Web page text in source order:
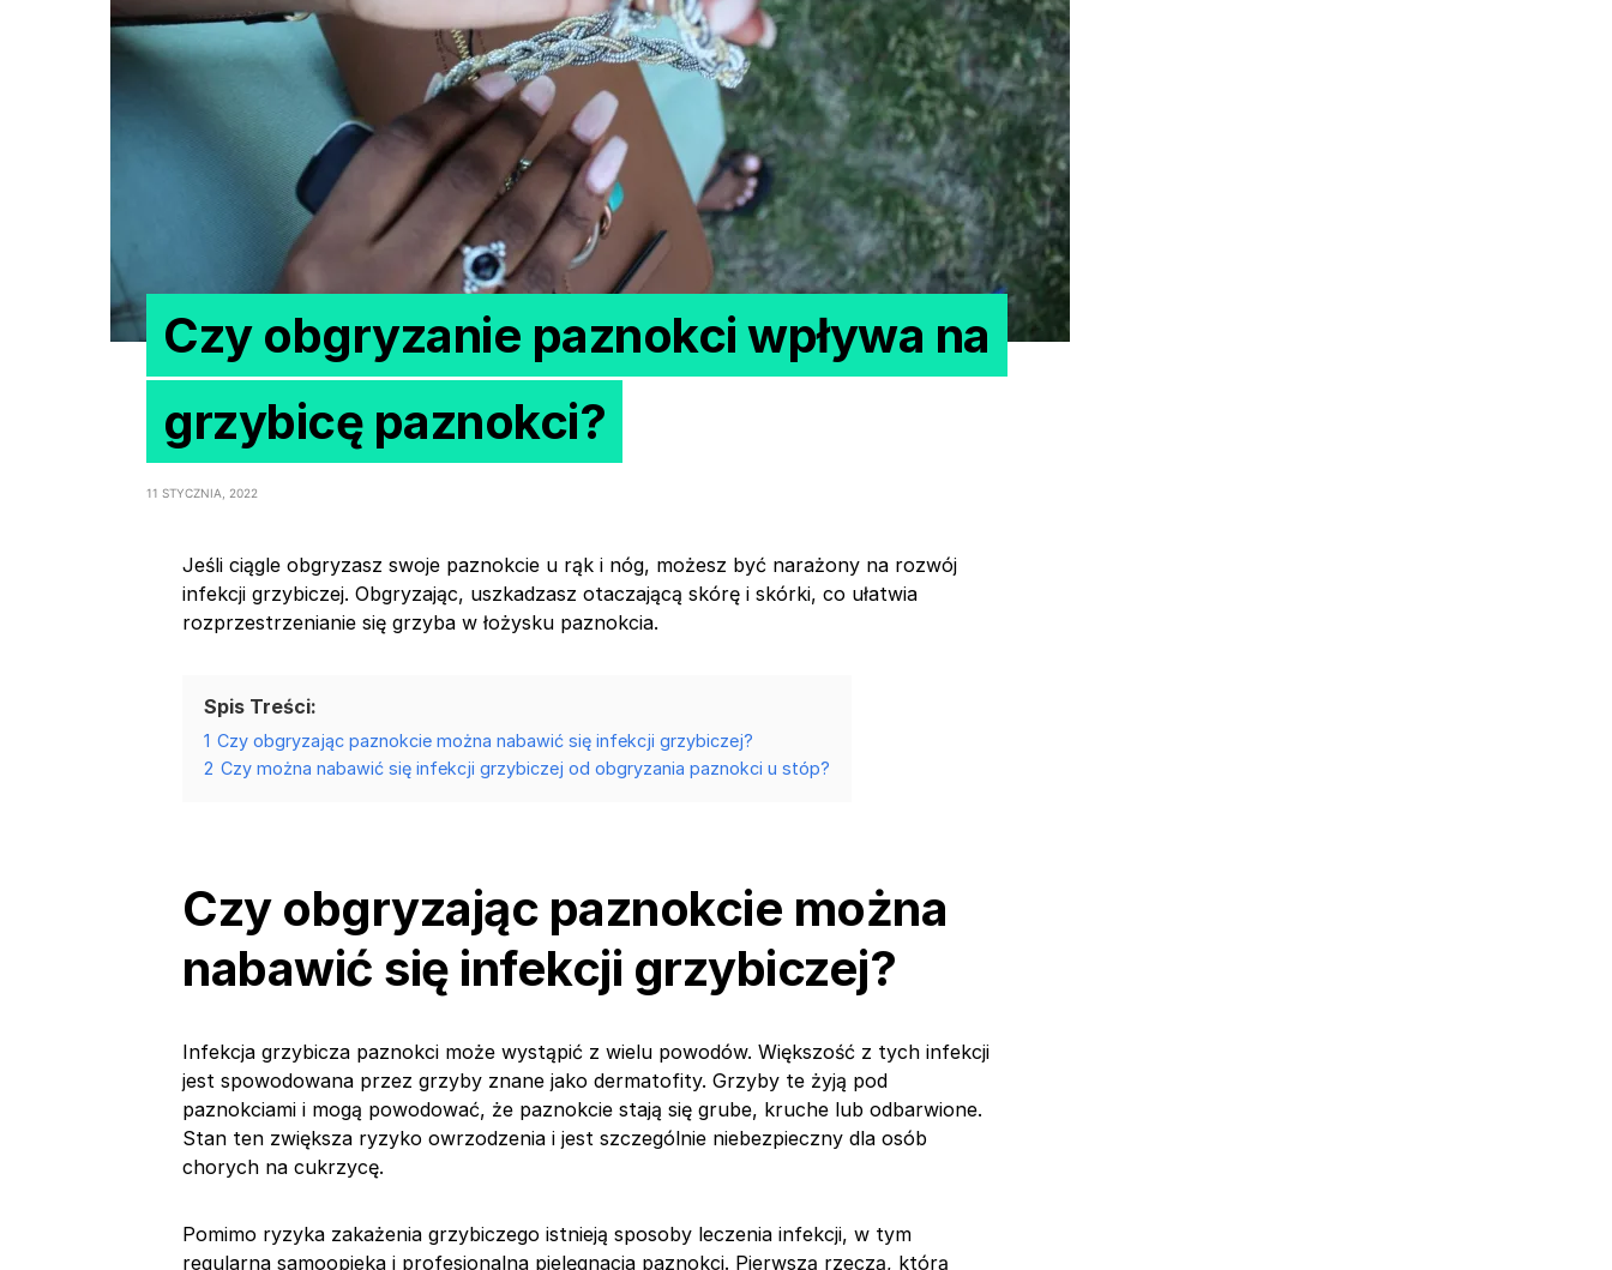
Czy obgryzanie paznokci wpływa na
grzybicę paznokci?
11 STYCZNIA, 2022
Jeśli ciągle obgryzasz swoje paznokcie u rąk i nóg, możesz być narażony na rozwój
infekcji grzybiczej. Obgryzając, uszkadzasz otaczającą skórę i skórki, co ułatwia
rozprzestrzenianie się grzyba w łożysku paznokcia.
Spis Treści:
1 Czy obgryzając paznokcie można nabawić się infekcji grzybiczej?
2 Czy można nabawić się infekcji grzybiczej od obgryzania paznokci u stóp?
Czy obgryzając paznokcie można
nabawić się infekcji grzybiczej?
Infekcja grzybicza paznokci może wystąpić z wielu powodów. Większość z tych infekcji
jest spowodowana przez grzyby znane jako dermatofity. Grzyby te żyją pod
paznokciami i mogą powodować, że paznokcie stają się grube, kruche lub odbarwione.
Stan ten zwiększa ryzyko owrzodzenia i jest szczególnie niebezpieczny dla osób
chorych na cukrzycę.
Pomimo ryzyka zakażenia grzybiczego istnieją sposoby leczenia infekcji, w tym
regularna samoopieka i profesjonalna pielęgnacja paznokci. Pierwszą rzeczą, którą